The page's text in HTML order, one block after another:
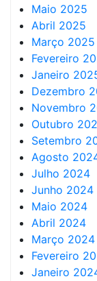
Maio 2025
Abril 2025
Março 2025
Fevereiro
Janeiro
Dezembro
Novembro
Outubro
Setembro
Agosto
Julho 2024
Junho 2024
Maio 2024
Abril 2024
Março 2024
Fevereiro
Janeiro